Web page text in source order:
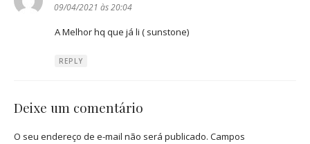
09/04/2021 às 20:04
A Melhor hq que já li ( sunstone)
REPLY
Deixe um comentário
O seu endereço de e-mail não será publicado. Campos